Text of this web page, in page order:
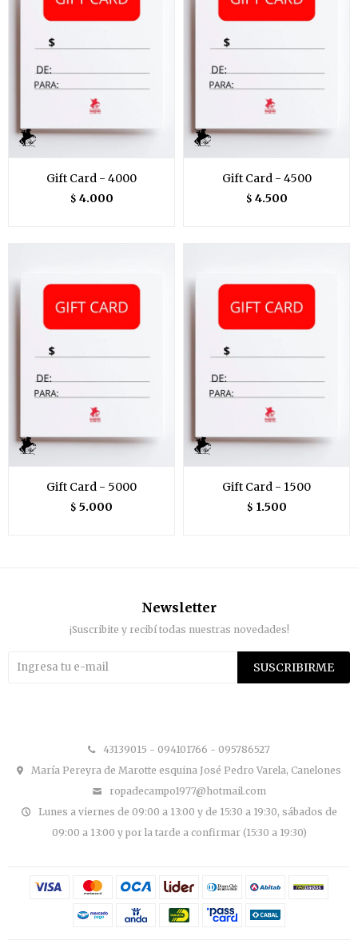
Gift Card - 4000
$ 4.000
Gift Card - 4500
$ 4.500
Gift Card - 5000
$ 5.000
Gift Card - 1500
$ 1.500
43139015 - 094101766 - 095786527
María Pereyra de Marotte esquina José Pedro Varela, Canelones
ropadecampo1977@hotmail.com
Lunes a viernes de 09:00 a 13:00 y de 15:30 a 19:30, sábados de
09:00 a 13:00 y por la tarde a confirmar (15:30 a 19:30)
Newsletter
¡Suscribite y recibí todas nuestras novedades!
SUSCRIBIRME